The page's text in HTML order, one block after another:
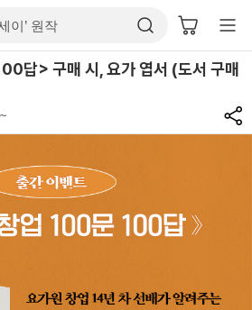
답> 구매 시, 요가 엽서 (도서 구매